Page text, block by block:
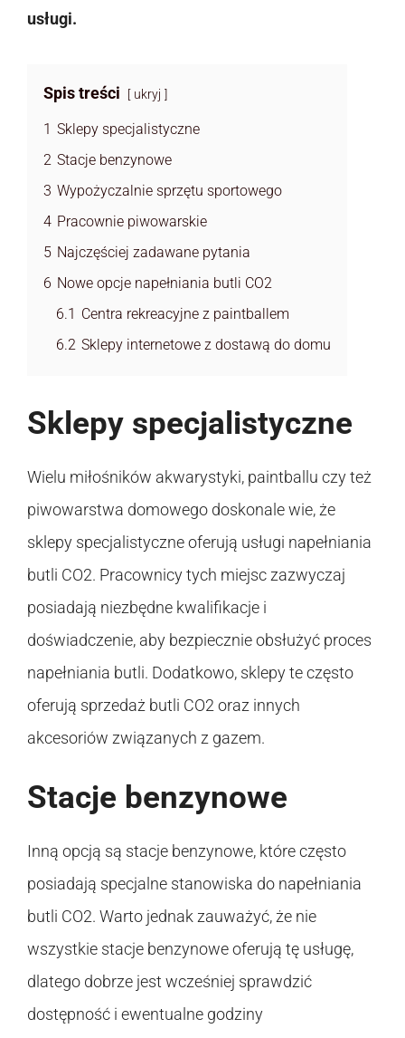
usługi.
Spis treści ukryj
1 Sklepy specjalistyczne
2 Stacje benzynowe
3 Wypożyczalnie sprzętu sportowego
4 Pracownie piwowarskie
5 Najczęściej zadawane pytania
6 Nowe opcje napełniania butli CO2
6.1 Centra rekreacyjne z paintballem
6.2 Sklepy internetowe z dostawą do domu
Sklepy specjalistyczne
Wielu miłośników akwarystyki, paintballu czy też
piwowarstwa domowego doskonale wie, że
sklepy specjalistyczne oferują usługi napełniania
butli CO2. Pracownicy tych miejsc zazwyczaj
posiadają niezbędne kwalifikacje i
doświadczenie, aby bezpiecznie obsłużyć proces
napełniania butli. Dodatkowo, sklepy te często
oferują sprzedaż butli CO2 oraz innych
akcesoriów związanych z gazem.
Stacje benzynowe
Inną opcją są stacje benzynowe, które często
posiadają specjalne stanowiska do napełniania
butli CO2. Warto jednak zauważyć, że nie
wszystkie stacje benzynowe oferują tę usługę,
dlatego dobrze jest wcześniej sprawdzić
dostępność i ewentualne godziny